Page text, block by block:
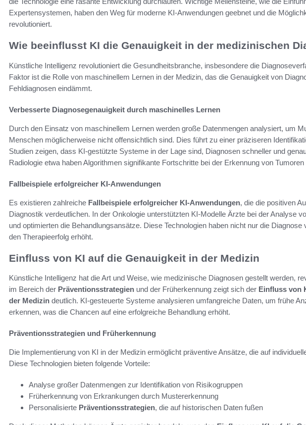
Expertensystemen, haben den Weg für moderne KI-Anwendungen geebnet und die
revolutioniert.
Wie beeinflusst KI die Genauigkeit in der medizinischen
Künstliche Intelligenz revolutioniert die Gesundheitsbranche, insbesondere die
Faktor ist die Rolle von maschinellem Lernen in der Medizin, das die Genauigkeit von
Fehldiagnosen eindämmt.
Verbesserte Diagnosegenauigkeit durch maschinelles Lernen
Durch den Einsatz von maschinellem Lernen werden große Datenmengen analysiert, um
Menschen möglicherweise nicht offensichtlich sind. Dies führt zu einer präziseren
Studien zeigen, dass KI-gestützte Systeme in der Lage sind, Diagnosen schneller und
Radiologie etwa haben Algorithmen signifikante Fortschritte bei der Erkennung von Tumoren
Fallbeispiele erfolgreicher KI-Anwendungen
Es existieren zahlreiche Fallbeispiele erfolgreicher KI-Anwendungen, die die positiven
Diagnostik verdeutlichen. In der Onkologie unterstützten KI-Modelle Ärzte bei der Analyse
und optimierten die Behandlungsansätze. Diese Technologien haben nicht nur die
den Therapieerfolg erhöht.
Einfluss von KI auf die Genauigkeit in der Medizin
Künstliche Intelligenz hat die Art und Weise, wie medizinische Diagnosen gestellt werden,
im Bereich der Präventionsstrategien und der Früherkennung zeigt sich der Einfluss von
der Medizin deutlich. KI-gesteuerte Systeme analysieren umfangreiche Daten, um frühe
erkennen, was die Chancen auf eine erfolgreiche Behandlung erhöht.
Präventionsstrategien und Früherkennung
Die Implementierung von KI in der Medizin ermöglicht präventive Ansätze, die auf
Diese Technologien bieten folgende Vorteile:
Analyse großer Datenmengen zur Identifikation von Risikogruppen
Früherkennung von Erkrankungen durch Mustererkennung
Personalisierte Präventionsstrategien, die auf historischen Daten fußen